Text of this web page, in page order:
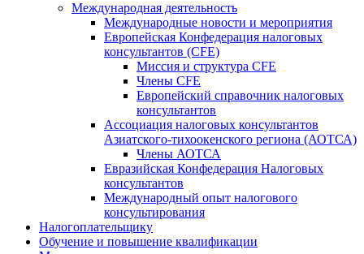
Международная деятельность
Международные новости и мероприятия
Европейская Конфедерация налоговых
консультантов (CFE)
Миссия и структура CFE
Члены CFE
Европейский справочник налоговых
консультантов
Ассоциация налоговых консультантов
Азиатского-тихоокенского региона (АОТСА)
Члены АОТСА
Евразийская Конфедерация Налоговых
консультантов
Международный опыт налогового
консультирования
Налогоплательщику
Обучение и повышение квалификации